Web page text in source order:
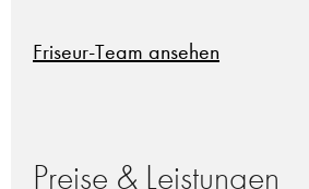
Friseur-Team ansehen
Preise & Leistungen